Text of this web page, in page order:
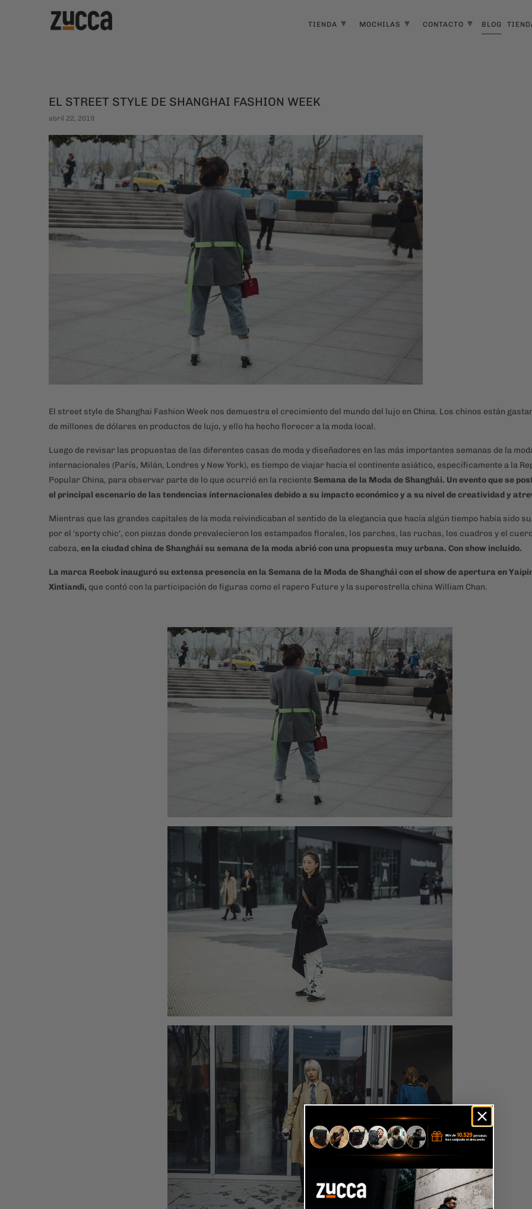
TIENDA ▾ MOCHILAS ▾ CONTACTO ▾ BLOG
EL STREET STYLE DE SHANGHAI FASHION WEEK
abril 22, 2019
El street style de Shanghai Fashion Week nos demuestra el crecimiento del mundo del lujo en China. Los chinos están
de millones de dólares en productos de lujo, y ello ha hecho florecer a la moda local.
Luego de revisar las propuestas de las diferentes casas de moda y diseñadores en las más importantes semanas de la
internacionales (París, Milán, Londres y New York), es tiempo de viajar hacia el continente asiático, específicamente a la
Popular China, para observar parte de lo que ocurrió en la reciente Semana de la Moda de Shanghái. Un evento que se
el principal escenario de las tendencias internacionales debido a su impacto económico y a su nivel de creatividad y
Mientras que las grandes capitales de la moda reivindicaban el sentido de la elegancia que hacía algún tiempo había sido
por el 'sporty chic', con piezas donde prevalecieron los estampados florales, los parches, las ruchas, los cuadros y el
cabeza, en la ciudad china de Shanghái su semana de la moda abrió con una propuesta muy urbana. Con show incluido.
La marca Reebok inauguró su extensa presencia en la Semana de la Moda de Shanghái con el show de apertura en
Xintiandi, que contó con la participación de figuras como el rapero Future y la superestrella china William Chan.